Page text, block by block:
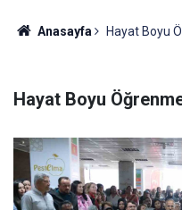
Anasayfa Hayat Boyu
Hayat Boyu